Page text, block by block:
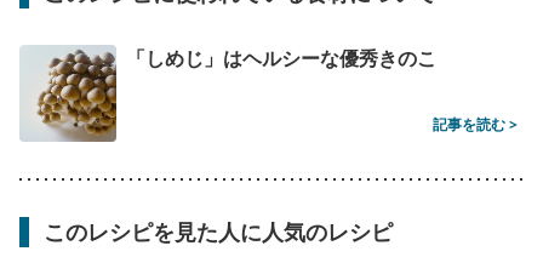
「しめじ」はヘルシーな優秀きのこ
記事を読む >
このレシピを見た人に人気のレシピ